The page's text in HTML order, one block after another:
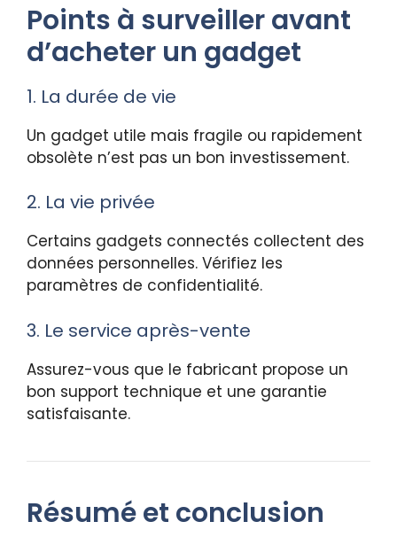
Points à surveiller avant
d’acheter un gadget
1. La durée de vie
Un gadget utile mais fragile ou rapidement
obsolète n’est pas un bon investissement.
2. La vie privée
Certains gadgets connectés collectent des
données personnelles. Vérifiez les
paramètres de confidentialité.
3. Le service après-vente
Assurez-vous que le fabricant propose un
bon support technique et une garantie
satisfaisante.
Résumé et conclusion